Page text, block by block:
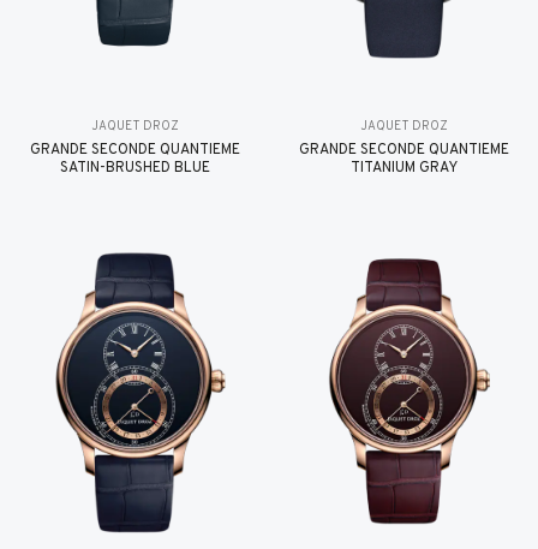
JAQUET DROZ
GRANDE SECONDE QUANTIÈME
SATIN-BRUSHED BLUE
JAQUET DROZ
GRANDE SECONDE QUANTIÈME
TITANIUM GRAY